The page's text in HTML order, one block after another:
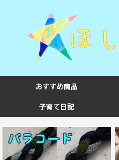
おすすめ商品
子育て日記